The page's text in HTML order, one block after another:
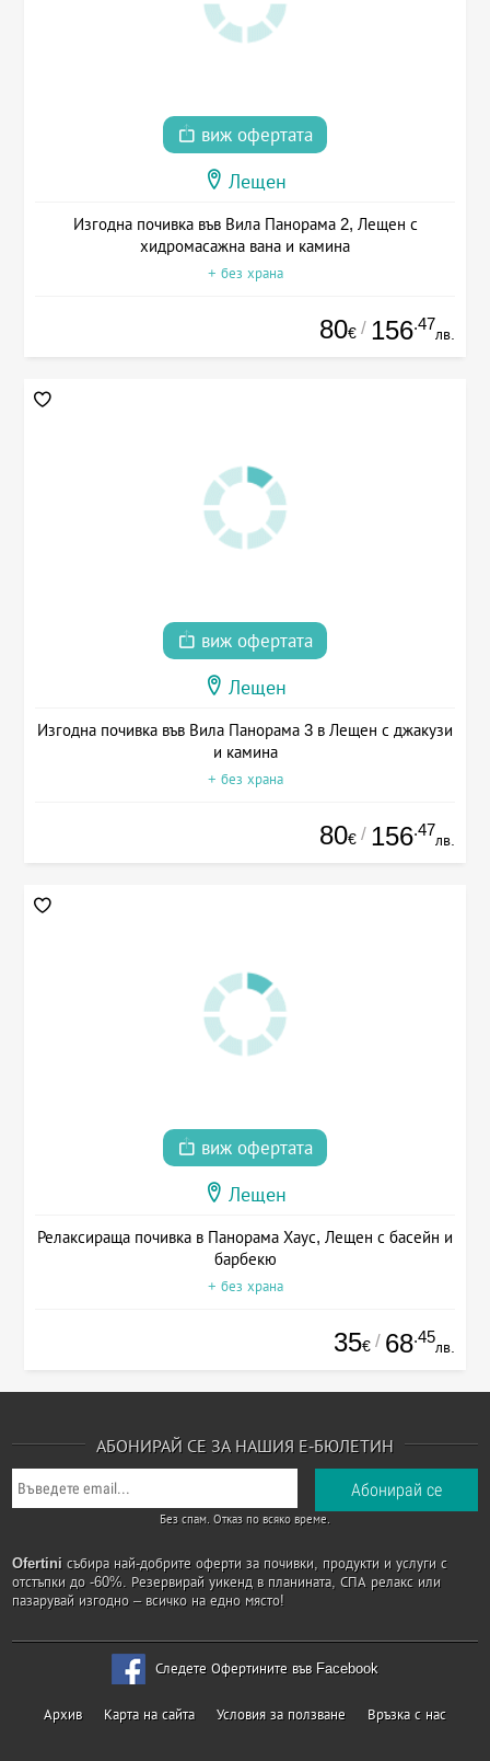
виж офертата
Лещен
Изгодна почивка във Вила Панорама 2, Лещен с
хидромасажна вана и камина
+ без храна
80€ / 156.47
лв.
виж офертата
Лещен
Изгодна почивка във Вила Панорама 3 в Лещен с джакузи
и камина
+ без храна
80€ / 156.47
лв.
виж офертата
Лещен
Релаксираща почивка в Панорама Хаус, Лещен с басейн и
барбекю
+ без храна
35€ / 68.45
лв.
АБОНИРАЙ СЕ ЗА НАШИЯ Е-БЮЛЕТИН
Без спам. Отказ по всяко време.
Ofertini събира най-добрите оферти за почивки, продукти и услуги с
отстъпки до -60%. Резервирай уикенд в планината, СПА релакс или
пазарувай изгодно – всичко на едно място!
Следете Офертините във Facebook
Архив Карта на сайта Условия за ползване Връзка с нас